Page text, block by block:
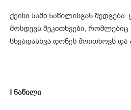
ქეისი სამი ნაწილისგან
მოსდევს შეკითხვები, რომლებიც
სხვადასხვა დონეს მოითხოვს და
I ნაწილი